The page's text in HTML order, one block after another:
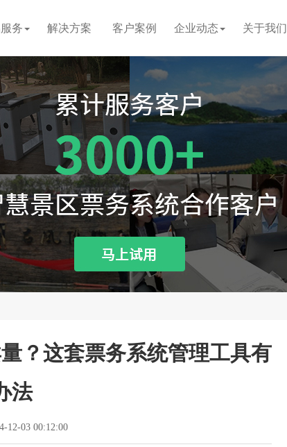
务 解决方案 客户案例 企业动态 关于我们
？这套票务系统管理工具有
法
12-03 00:12:00